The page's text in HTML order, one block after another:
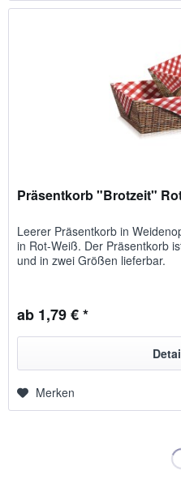
Präsentkorb "Brotzeit"
Leerer Präsentkorb in
in Rot-Weiß. Der Präsentkorb
und in zwei Größen lieferbar.
ab 1,79 € *
Merken